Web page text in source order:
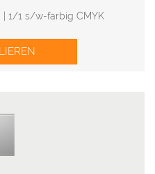
| 1/1 s/w-farbig CMYK